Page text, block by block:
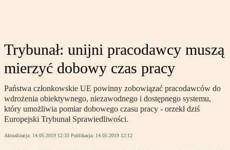
Trybunał: unijni pracodawcy muszą
mierzyć dobowy czas pracy
Państwa członkowskie UE powinny zobowiązać pracodawców do
wdrożenia obiektywnego, niezawodnego i dostępnego systemu,
który umożliwia pomiar dobowego czasu pracy - orzekł dziś
Europejski Trybunał Sprawiedliwości.
Aktualizacja: 14.05.2019 12:33 Publikacja: 14.05.2019 12:12